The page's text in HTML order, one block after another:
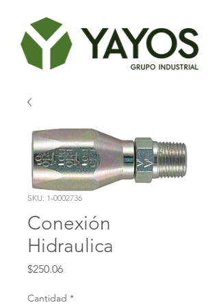
SKU: 1-0002736
Conexión
Hidraulica
$250.06Precio
Cantidad *